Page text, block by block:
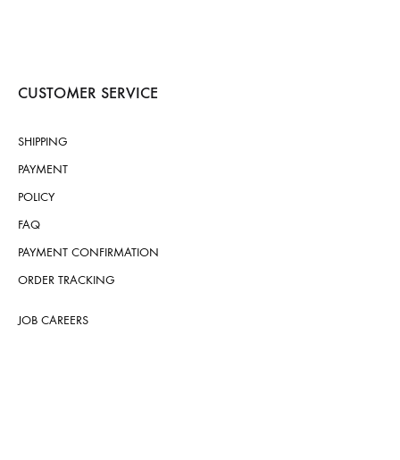
CUSTOMER SERVICE
SHIPPING
PAYMENT
POLICY
FAQ
PAYMENT CONFIRMATION
ORDER TRACKING
JOB CAREERS